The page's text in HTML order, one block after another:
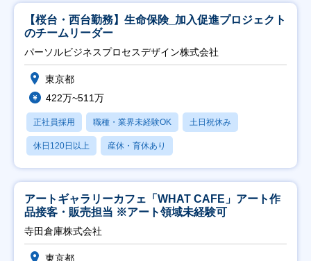
【桜台・西台勤務】生命保険_加入促進プロジェクト
のチームリーダー
パーソルビジネスプロセスデザイン株式会社
東京都
422万~511万
正社員採用 職種・業界未経験OK 土日祝休み
休日120日以上 産休・育休あり
アートギャラリーカフェ「WHAT CAFE」アート作
品接客・販売担当 ※アート領域未経験可
寺田倉庫株式会社
東京都